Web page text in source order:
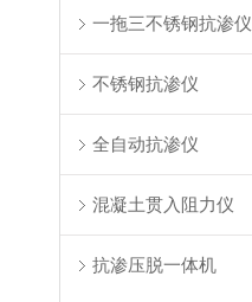
一拖三不锈钢抗渗仪
不锈钢抗渗仪
全自动抗渗仪
混凝土贯入阻力仪
抗渗压脱一体机